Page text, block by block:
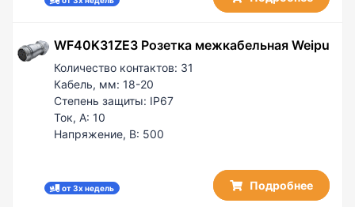
WF40K31ZE3 Розетка межкабельная Weipu
Количество контактов: 31
Кабель, мм: 18-20
Степень защиты: IP67
Ток, А: 10
Напряжение, В: 500
от 3х недель Подробнее